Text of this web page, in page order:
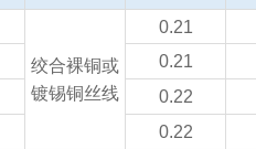
绞合裸铜或
镀锡铜丝线
0.21
0.21
0.22
0.22